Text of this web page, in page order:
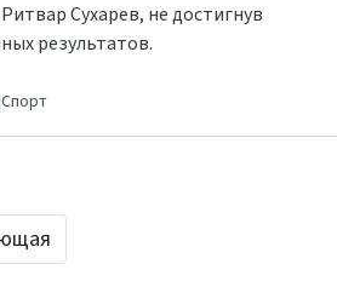
Сухарев, не достигнув
результатов.
Спорт